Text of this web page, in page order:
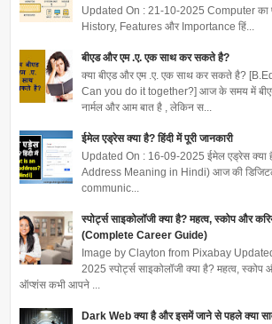
Updated On : 21-10-2025 Computer का
History, Features और Importance हिं...
बीएड और एम .ए. एक साथ कर सकते है?
क्या बीएड और एम .ए. एक साथ कर सकते है?
Can you do it together?] आज के समय में
नार्मल और आम बात है , लेकिन स...
ईमेल एड्रेस क्या है? हिंदी में पूरी जानकारी
Updated On : 16-09-2025 ईमेल एड्रेस क्या
Address Meaning in Hindi) आज की
communic...
स्पोर्ट्स साइकोलॉजी क्या है? महत्व, स्कोप और
(Complete Career Guide)
Image by Clayton from Pixabay
2025 स्पोर्ट्स साइकोलॉजी क्या है? महत्व, स्कोप
ऑप्शंस कभी आपने ...
Dark Web क्या है और इसमें जाने से पहले क्या